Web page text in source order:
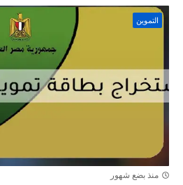
التموين
منذ بضع شهور